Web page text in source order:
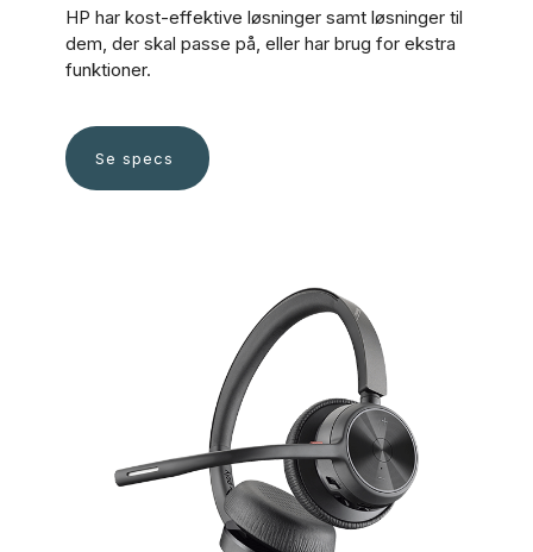
HP har kost-effektive løsninger samt løsninger til
dem, der skal passe på, eller har brug for ekstra
funktioner.
Se specs